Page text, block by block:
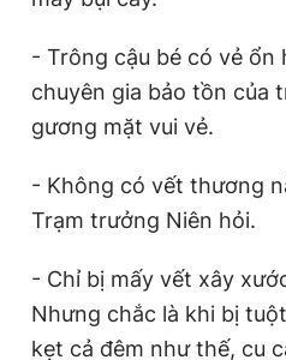
- Trông cậu bé có vẻ ổn
chuyên gia bảo tồn của
gương mặt vui vẻ.
- Không có vết thương
Trạm trưởng Niên hỏi.
- Chỉ bị mấy vết xây
Nhưng chắc là khi bị
kẹt cả đêm như thế, cu